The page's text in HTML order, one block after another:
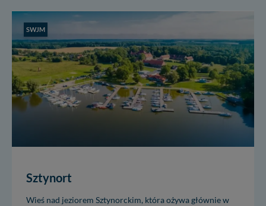
SWJM
Sztynort
Wieś nad jeziorem Sztynorckim, która ożywa głównie w